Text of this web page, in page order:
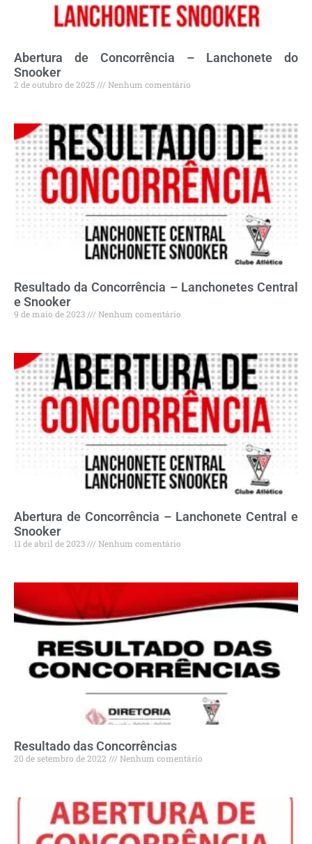
Abertura de Concorrência – Lanchonete do
Snooker
2 de outubro de 2025 Nenhum comentário
Resultado da Concorrência – Lanchonetes Central
e Snooker
9 de maio de 2023 Nenhum comentário
Abertura de Concorrência – Lanchonete Central e
Snooker
11 de abril de 2023 Nenhum comentário
Resultado das Concorrências
20 de setembro de 2022 Nenhum comentário